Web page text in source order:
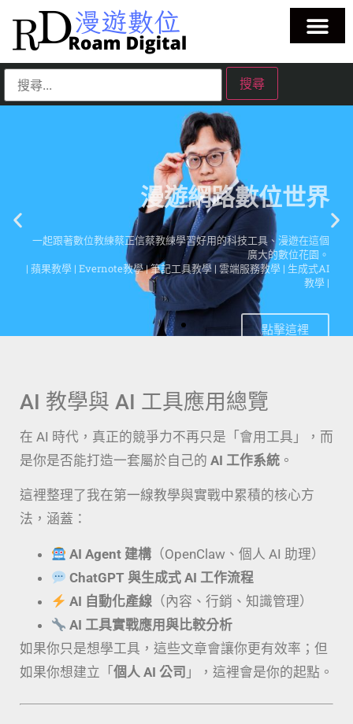
漫遊網路數位世界
一起跟著數位教練蔡正信蔡教練學習好用的科技工具、漫遊在這個
廣大的數位花園。
| 蘋果教學 | Evernote教學 | 筆記工具教學 | 雲端服務教學 | 生成式AI
教學 |
點擊這裡
AI 教學與 AI 工具應用總覽
在 AI 時代，真正的競爭力不再只是「會用工具」，而
是你是否能打造一套屬於自己的 AI 工作系統 。
這裡整理了我在第一線教學與實戰中累積的核心方
法，涵蓋：
AI Agent 建構 （OpenClaw、個人 AI 助理）
ChatGPT 與生成式 AI 工作流程
AI 自動化產線 （內容、行銷、知識管理）
AI 工具實戰應用與比較分析
如果你只是想學工具，這些文章會讓你更有效率；但
如果你想建立「 個人 AI 公司 」，這裡會是你的起點。